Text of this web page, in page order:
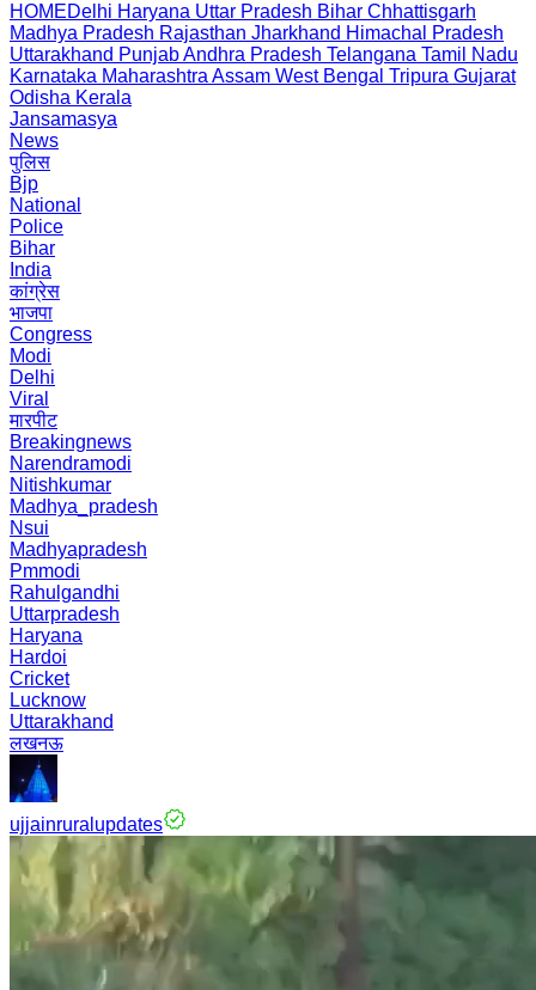
HOMEDelhi Haryana Uttar Pradesh Bihar Chhattisgarh
Madhya Pradesh Rajasthan Jharkhand Himachal Pradesh
Uttarakhand PunjabAndhra Pradesh Telangana Tamil Nadu
Karnataka Maharashtra Assam West Bengal Tripura Gujarat
Odisha Kerala
Jansamasya
News
पुलिस
Bjp
National
Police
Bihar
India
कांग्रेस
भाजपा
Congress
Modi
Delhi
Viral
मारपीट
Breakingnews
Narendramodi
Nitishkumar
Madhya_pradesh
Nsui
Madhyapradesh
Pmmodi
Rahulgandhi
Uttarpradesh
Haryana
Hardoi
Cricket
Lucknow
Uttarakhand
लखनऊ
ujjainruralupdates